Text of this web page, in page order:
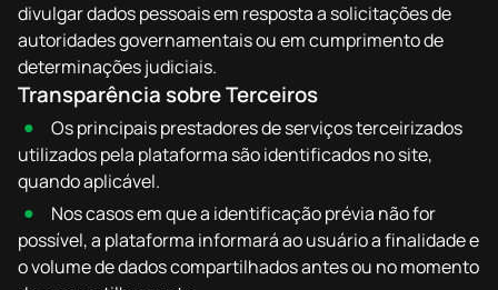
divulgar dados pessoais em resposta a solicitações de
autoridades governamentais ou em cumprimento de
determinações judiciais.
Transparência sobre Terceiros
Os principais prestadores de serviços terceirizados
utilizados pela plataforma são identificados no site,
quando aplicável.
Nos casos em que a identificação prévia não for
possível, a plataforma informará ao usuário a finalidade e
o volume de dados compartilhados antes ou no momento